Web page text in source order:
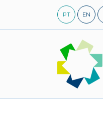
content
PT EN